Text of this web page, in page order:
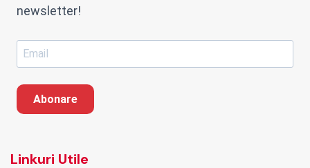
newsletter!
Abonare
Linkuri Utile